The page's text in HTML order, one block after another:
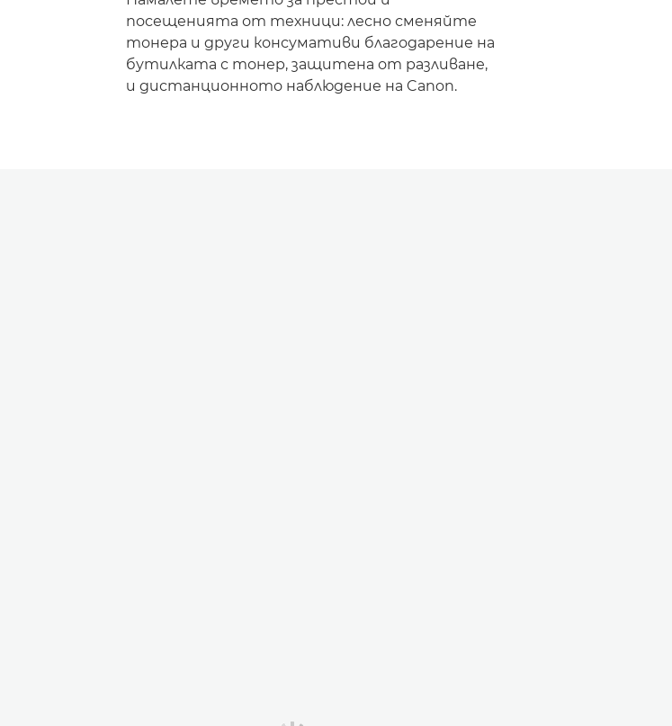
посещенията от техници: лесно сменяйте
тонера и други консумативи благодарение на
бутилката с тонер, защитена от разливане,
и дистанционното наблюдение на Canon.